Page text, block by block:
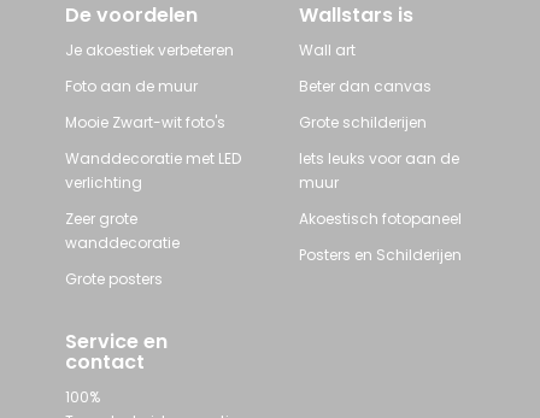
De voordelen
Je akoestiek verbeteren
Foto aan de muur
Mooie Zwart-wit foto's
Wanddecoratie met LED
verlichting
Zeer grote
wanddecoratie
Grote posters
Wallstars is
Wall art
Beter dan canvas
Grote schilderijen
Iets leuks voor aan de
muur
Akoestisch fotopaneel
Posters en Schilderijen
Service en
contact
100%